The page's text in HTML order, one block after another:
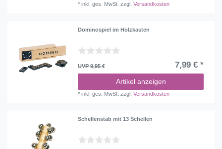
*inkl. ges. MwSt. zzgl.Versandkosten
Dominospiel im Holzkasten
UVP 9,95 € 7,99 € *
Artikel anzeigen
*inkl. ges. MwSt. zzgl.Versandkosten
Schellenstab mit 13 Schellen